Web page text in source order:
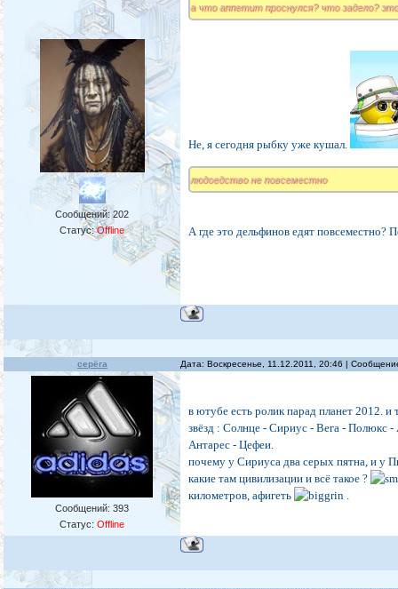
Сообщений:202
Статус:Offline
а что аппетит проснулся? что задело?
Не, я сегодня рыбку уже кушал.
людоедство не повсеместно
А где это дельфинов едят повсеместно?
серёга Дата: Воскресенье, 11.12.2011, 20:46 |
Сообщений:393
Статус:Offline
в ютубе есть ролик парад планет 2012. и
звёзд : Солнце - Сириус - Вега - Полюкс -
Антарес - Цефеи.
почему у Сириуса два серых пятна, и у
какие там цивилизации и всё такое ?
километров, афигеть
.